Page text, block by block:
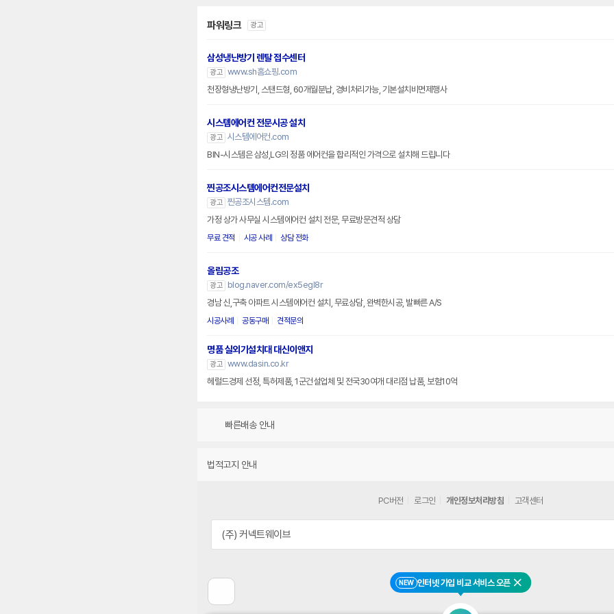
NEW 인터넷 가입 비교 서비스 오픈 닫기
파워링크 광고
삼성냉난방기 렌탈 접수센터
광고 www.sh홈쇼핑.com
천장형냉난방기, 스탠드형, 60개월분납, 경비처리가능, 기본설치비면제행사
시스템에어컨 전문시공 설치
광고 시스템에어컨.com
BIN-시스템은 삼성,LG의 정품 에어컨을 합리적인 가격으로 설치해 드립니다
찐공조시스템에어컨전문설치
광고 찐공조시스템.com
가정 상가 사무실 시스템에어컨 설치 전문, 무료방문견적 상담
무료 견적 시공 사례 상담 전화
올림공조
광고
blog.naver.com/ex5egl8r
경남 신,구축 아파트 시스템에어컨 설치, 무료상담, 완벽한시공, 발빠른 A/S
시공사례 공동구매 견적문의
명품 실외기설치대 대신이앤지
광고 www.dasin.co.kr
헤럴드경제 선정, 특허제품, 1군건설업체 및 전국30여개 대리점 납품, 보험10억
빠른배송 안내
법적고지 안내
전
PC버전 로그인 개인정보처리방침 고객센터
(주) 커넥트웨이브